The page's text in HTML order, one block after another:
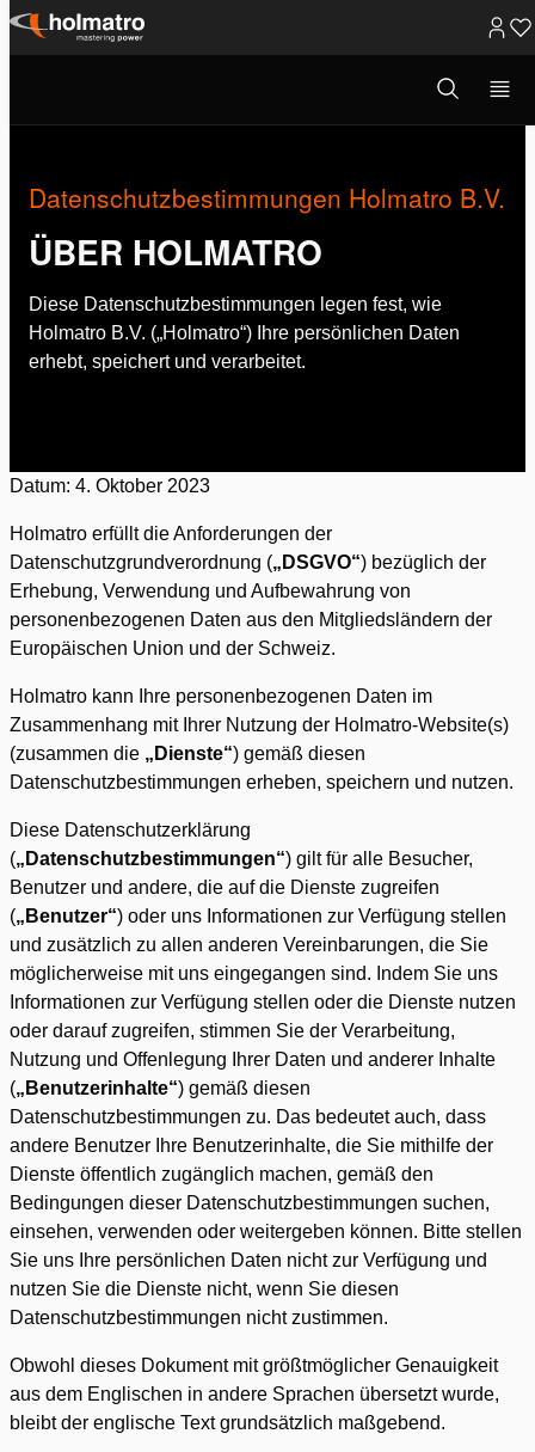
Zum
Suchmodus
öffnen
Datenschutzbestimmungen Holmatro B.V.
ÜBER HOLMATRO
Diese Datenschutzbestimmungen legen fest, wie
Holmatro B.V. („Holmatro“) Ihre persönlichen Daten
erhebt, speichert und verarbeitet.
Datum: 4. Oktober 2023
Holmatro erfüllt die Anforderungen der
Datenschutzgrundverordnung („DSGVO“) bezüglich der
Erhebung, Verwendung und Aufbewahrung von
personenbezogenen Daten aus den Mitgliedsländern der
Europäischen Union und der Schweiz.
Holmatro kann Ihre personenbezogenen Daten im
Zusammenhang mit Ihrer Nutzung der Holmatro-Website(s)
(zusammen die „Dienste“) gemäß diesen
Datenschutzbestimmungen erheben, speichern und nutzen.
Diese Datenschutzerklärung
(„Datenschutzbestimmungen“) gilt für alle Besucher,
Benutzer und andere, die auf die Dienste zugreifen
(„Benutzer“) oder uns Informationen zur Verfügung stellen
und zusätzlich zu allen anderen Vereinbarungen, die Sie
möglicherweise mit uns eingegangen sind. Indem Sie uns
Informationen zur Verfügung stellen oder die Dienste nutzen
oder darauf zugreifen, stimmen Sie der Verarbeitung,
Nutzung und Offenlegung Ihrer Daten und anderer Inhalte
(„Benutzerinhalte“) gemäß diesen
Datenschutzbestimmungen zu. Das bedeutet auch, dass
andere Benutzer Ihre Benutzerinhalte, die Sie mithilfe der
Dienste öffentlich zugänglich machen, gemäß den
Bedingungen dieser Datenschutzbestimmungen suchen,
einsehen, verwenden oder weitergeben können. Bitte stellen
Sie uns Ihre persönlichen Daten nicht zur Verfügung und
nutzen Sie die Dienste nicht, wenn Sie diesen
Datenschutzbestimmungen nicht zustimmen.
Obwohl dieses Dokument mit größtmöglicher Genauigkeit
aus dem Englischen in andere Sprachen übersetzt wurde,
bleibt der englische Text grundsätzlich maßgebend.